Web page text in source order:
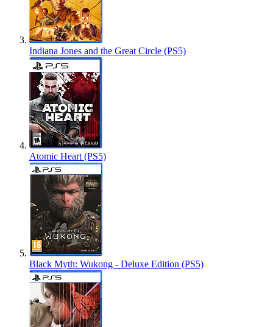
Indiana Jones and the Great Circle (PS5)
Atomic Heart (PS5)
Black Myth: Wukong - Deluxe Edition (PS5)